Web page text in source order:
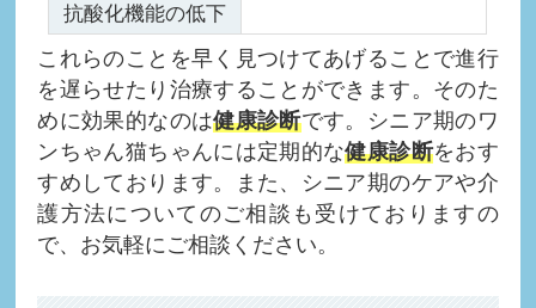
抗酸化機能の低下
これらのことを早く見つけてあげることで進行
を遅らせたり治療することができます。そのた
めに効果的なのは健康診断です。シニア期のワ
ンちゃん猫ちゃんには定期的な健康診断をおす
すめしております。また、シニア期のケアや介
護方法についてのご相談も受けておりますの
で、お気軽にご相談ください。